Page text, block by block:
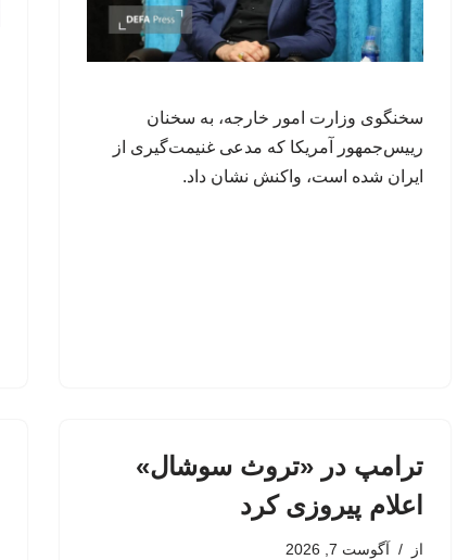
سخنگوی وزارت امور خارجه، به سخنان
رییس‌جمهور آمریکا که مدعی غنیمت‌گیری از
ایران شده است، واکنش نشان داد.
ترامپ در «تروث سوشال»
اعلام پیروزی کرد
از آگوست 7, 2026